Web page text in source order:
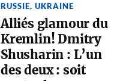
RUSSIE,UKRAINE
Alliés glamour du
Kremlin! Dmitry
Shusharin : L’un
des deux : soit